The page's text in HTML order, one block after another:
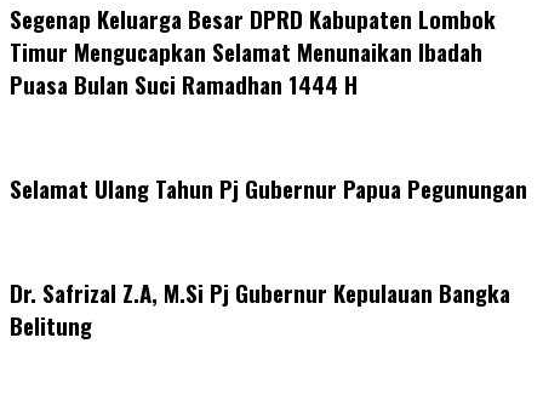
Segenap Keluarga Besar DPRD Kabupaten Lombok
Timur Mengucapkan Selamat Menunaikan Ibadah
Puasa Bulan Suci Ramadhan 1444 H
Selamat Ulang Tahun Pj Gubernur Papua Pegunungan
Dr. Safrizal Z.A, M.Si Pj Gubernur Kepulauan Bangka
Belitung